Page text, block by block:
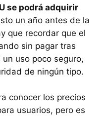
se podrá adquirir
un año antes de la
que recordar que el
sin pagar tras
uso poco seguro,
de ningún tipo.
conocer los precios
usuarios, pero es